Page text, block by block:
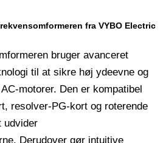
fra VYBO Electric
bruger avanceret
til at sikre høj ydeevne og
motorer. Den er kompatibel
resolver-PG-kort og roterende
udvider
Derudover gør intuitive